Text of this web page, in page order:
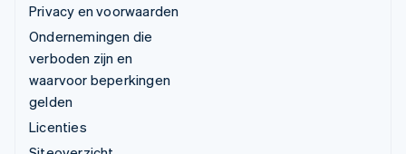
Privacy en voorwaarden
Ondernemingen die
verboden zijn en
waarvoor beperkingen
gelden
Licenties